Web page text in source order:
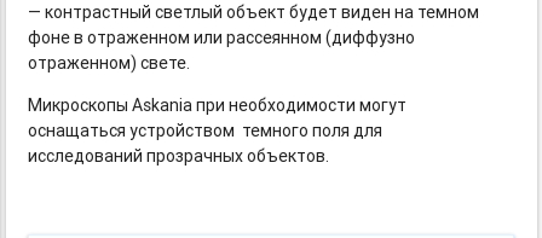
— контрастный светлый объект будет виден на темном
фоне в отраженном или рассеянном (диффузно
отраженном) свете.
Микроскопы Askania при необходимости могут
оснащаться устройством темного поля для
исследований прозрачных объектов.